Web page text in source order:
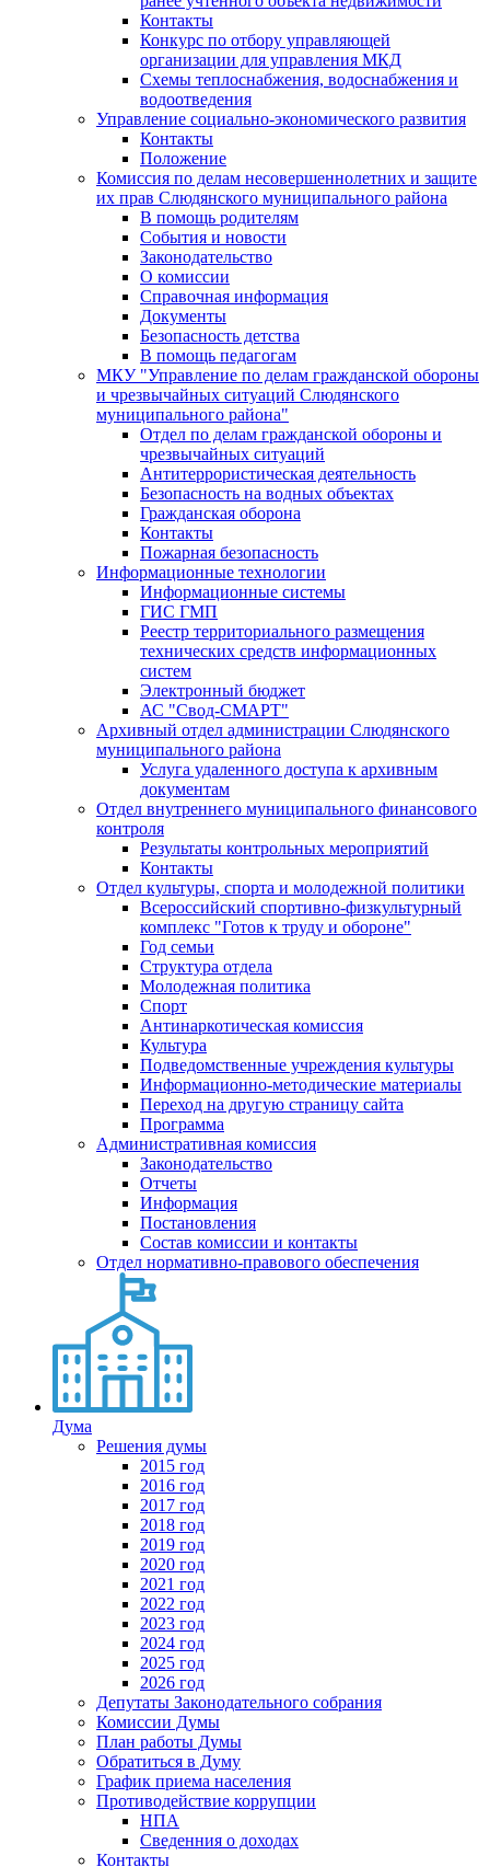
Контакты
Конкурс по отбору управляющей
организации для управления МКД
Схемы теплоснабжения, водоснабжения и
водоотведения
Управление социально-экономического развития
Контакты
Положение
Комиссия по делам несовершеннолетних и защите
их прав Слюдянского муниципального района
В помощь родителям
События и новости
Законодательство
О комиссии
Справочная информация
Документы
Безопасность детства
В помощь педагогам
МКУ "Управление по делам гражданской обороны
и чрезвычайных ситуаций Слюдянского
муниципального района"
Отдел по делам гражданской обороны и
чрезвычайных ситуаций
Антитеррористическая деятельность
Безопасность на водных объектах
Гражданская оборона
Контакты
Пожарная безопасность
Информационные технологии
Информационные системы
ГИС ГМП
Реестр территориального размещения
технических средств информационных
систем
Электронный бюджет
АС "Свод-СМАРТ"
Архивный отдел администрации Слюдянского
муниципального района
Услуга удаленного доступа к архивным
документам
Отдел внутреннего муниципального финансового
контроля
Результаты контрольных мероприятий
Контакты
Отдел культуры, спорта и молодежной политики
Всероссийский спортивно-физкультурный
комплекс "Готов к труду и обороне"
Год семьи
Структура отдела
Молодежная политика
Спорт
Антинаркотическая комиссия
Культура
Подведомственные учреждения культуры
Информационно-методические материалы
Переход на другую страницу сайта
Программа
Административная комиссия
Законодательство
Отчеты
Информация
Постановления
Состав комиссии и контакты
Отдел нормативно-правового обеспечения
Дума
Решения думы
2015 год
2016 год
2017 год
2018 год
2019 год
2020 год
2021 год
2022 год
2023 год
2024 год
2025 год
2026 год
Депутаты Законодательного собрания
Комиссии Думы
План работы Думы
Обратиться в Думу
График приема населения
Противодействие коррупции
НПА
Сведенния о доходах
Контакты